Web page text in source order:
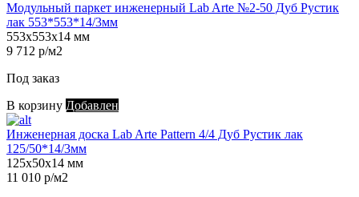
Модульный паркет инженерный Lab Arte №2-50 Дуб Рустик
лак 553*553*14/3мм
553х553х14 мм
9 712 р/м2
Под заказ
В корзину Добавлен
Инженерная доска Lab Arte Pattern 4/4 Дуб Рустик лак
125/50*14/3мм
125х50х14 мм
11 010 р/м2